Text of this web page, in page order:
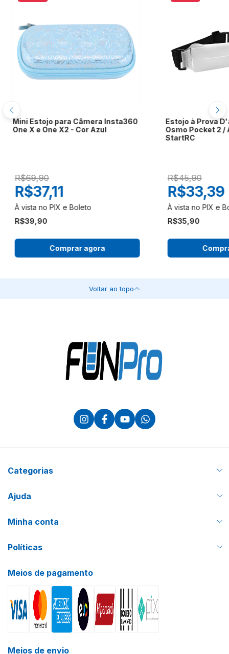
Mini Estojo para Câmera Insta360
One X e One X2 - Cor Azul
R$69,90
R$39,90
R$37,11
Comprar agora
Estojo à Prova
Osmo Pocket 2 /
StartRC
R$45,90
R$35,90
R$33,39
Voltar ao topo
Categorias
Ajuda
Minha conta
Políticas
Meios de pagamento
Meios de envio